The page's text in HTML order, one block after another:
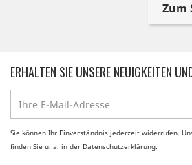
Zum
ERHALTEN SIE UNSERE NEUIGKEITEN
Sie können Ihr Einverständnis jederzeit widerrufen.
finden Sie u. a. in der Datenschutzerklärung.